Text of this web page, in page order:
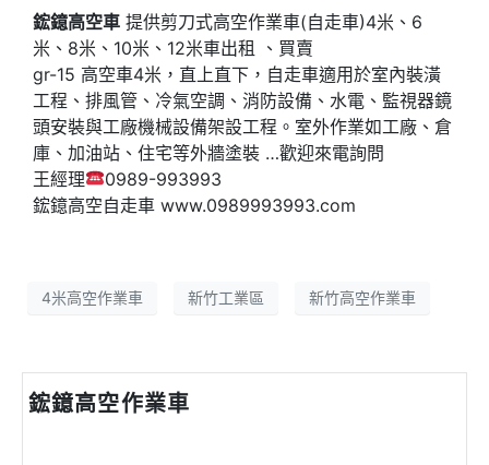
鋐鐿高空車 提供剪刀式高空作業車(自走車)4米、6
米、8米、10米、12米車出租 、買賣
gr-15 高空車4米，直上直下，自走車適用於室內裝潢
工程、排風管、冷氣空調、消防設備、水電、監視器鏡
頭安裝與工廠機械設備架設工程。室外作業如工廠、倉
庫、加油站、住宅等外牆塗裝 …歡迎來電詢問
王經理
0989-993993
鋐鐿高空自走車 www.0989993993.com
4米高空作業車 新竹工業區 新竹高空作業車
鋐鐿高空作業車